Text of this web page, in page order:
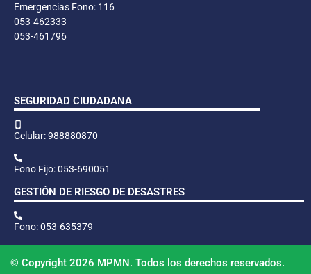
Emergencias Fono: 116
053-462333
053-461796
SEGURIDAD CIUDADANA
Celular: 988880870
Fono Fijo: 053-690051
GESTIÓN DE RIESGO DE DESASTRES
Fono: 053-635379
© Copyright 2026 MPMN. Todos los derechos reservados.